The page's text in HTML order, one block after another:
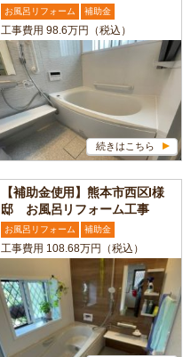
お風呂リフォーム 補助金
工事費用 98.6万円（税込）
続きはこちら
【補助金使用】熊本市西区I様
邸 お風呂リフォーム工事
お風呂リフォーム 補助金
工事費用 108.68万円（税込）